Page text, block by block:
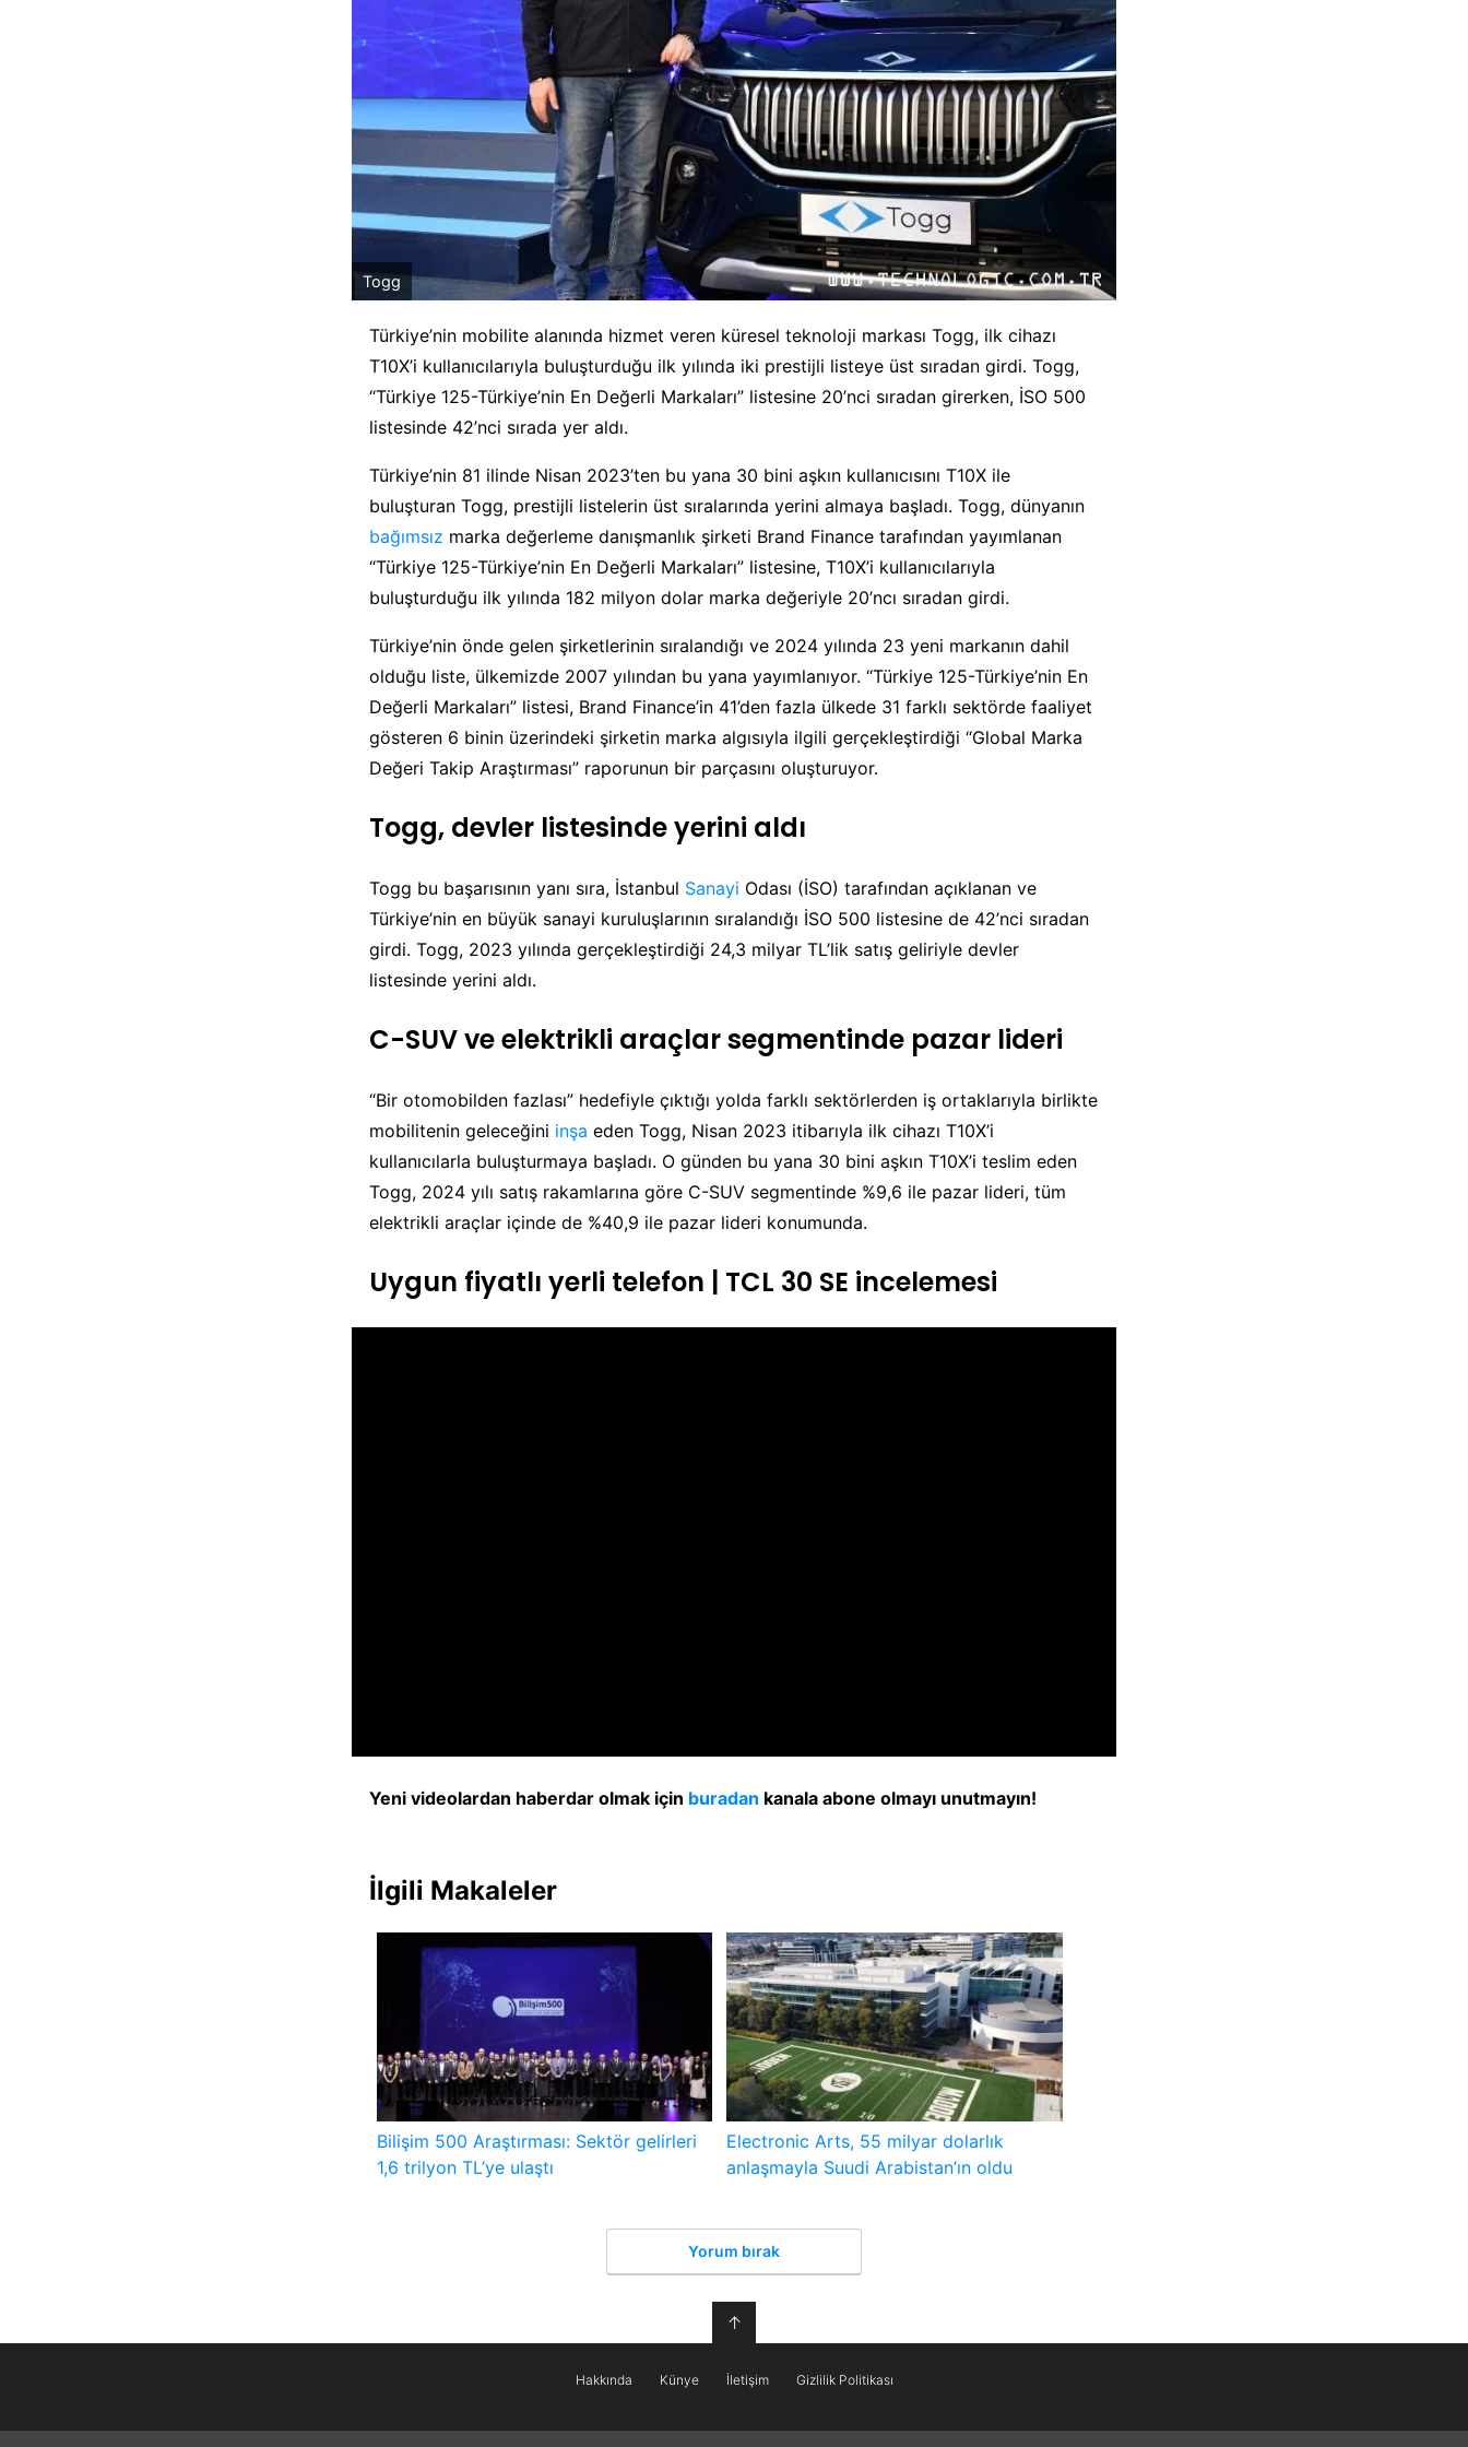
Togg
Türkiye’nin mobilite alanında hizmet veren küresel teknoloji markası Togg, ilk cihazı
T10X’i kullanıcılarıyla buluşturduğu ilk yılında iki prestijli listeye üst sıradan girdi. Togg,
“Türkiye 125-Türkiye’nin En Değerli Markaları” listesine 20’nci sıradan girerken, İSO 500
listesinde 42’nci sırada yer aldı.
Türkiye’nin 81 ilinde Nisan 2023’ten bu yana 30 bini aşkın kullanıcısını T10X ile
buluşturan Togg, prestijli listelerin üst sıralarında yerini almaya başladı. Togg, dünyanın
bağımsız marka değerleme danışmanlık şirketi Brand Finance tarafından yayımlanan
“Türkiye 125-Türkiye’nin En Değerli Markaları” listesine, T10X’i kullanıcılarıyla
buluşturduğu ilk yılında 182 milyon dolar marka değeriyle 20’ncı sıradan girdi.
Türkiye’nin önde gelen şirketlerinin sıralandığı ve 2024 yılında 23 yeni markanın dahil
olduğu liste, ülkemizde 2007 yılından bu yana yayımlanıyor. “Türkiye 125-Türkiye’nin En
Değerli Markaları” listesi, Brand Finance’in 41’den fazla ülkede 31 farklı sektörde faaliyet
gösteren 6 binin üzerindeki şirketin marka algısıyla ilgili gerçekleştirdiği “Global Marka
Değeri Takip Araştırması” raporunun bir parçasını oluşturuyor.
Togg, devler listesinde yerini aldı
Togg bu başarısının yanı sıra, İstanbul Sanayi Odası (İSO) tarafından açıklanan ve
Türkiye’nin en büyük sanayi kuruluşlarının sıralandığı İSO 500 listesine de 42’nci sıradan
girdi. Togg, 2023 yılında gerçekleştirdiği 24,3 milyar TL’lik satış geliriyle devler
listesinde yerini aldı.
C-SUV ve elektrikli araçlar segmentinde pazar lideri
“Bir otomobilden fazlası” hedefiyle çıktığı yolda farklı sektörlerden iş ortaklarıyla birlikte
mobilitenin geleceğini inşa eden Togg, Nisan 2023 itibarıyla ilk cihazı T10X’i
kullanıcılarla buluşturmaya başladı. O günden bu yana 30 bini aşkın T10X’i teslim eden
Togg, 2024 yılı satış rakamlarına göre C-SUV segmentinde %9,6 ile pazar lideri, tüm
elektrikli araçlar içinde de %40,9 ile pazar lideri konumunda.
Uygun fiyatlı yerli telefon | TCL 30 SE incelemesi
Yeni videolardan haberdar olmak için buradan kanala abone olmayı unutmayın!
İlgili Makaleler
Bilişim 500 Araştırması: Sektör gelirleri
1,6 trilyon TL’ye ulaştı
Electronic Arts, 55 milyar dolarlık
anlaşmayla Suudi Arabistan’ın oldu
Yorum bırak
↑
Hakkında Künye İletişim Gizlilik Politikası